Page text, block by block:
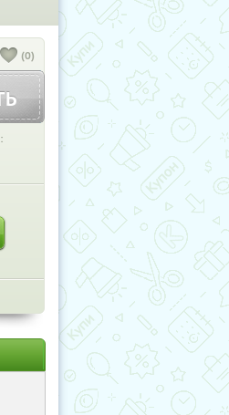
(0)